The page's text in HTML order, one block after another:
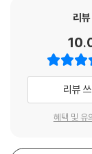
리뷰
리뷰
혜택 및 유